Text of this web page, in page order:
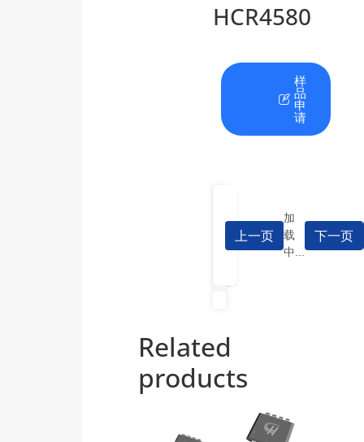
HCR4580
料
下
样
品
申
请
上一页
加
载
中...
下一页
Related
products